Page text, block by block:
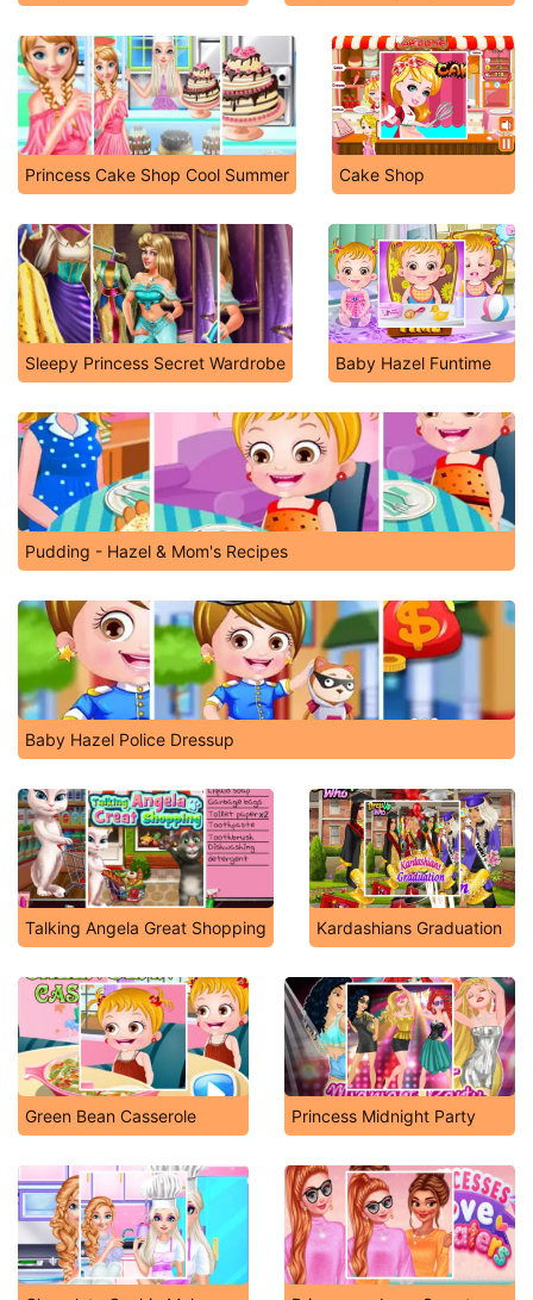
Baby Hazel Ballerina Dance Kitty Wedding Day
Princess Cake Shop Cool Summer Cake Shop
Sleepy Princess Secret Wardrobe Baby Hazel Funtime
Pudding - Hazel & Mom's Recipes
Baby Hazel Police Dressup
Talking Angela Great Shopping Kardashians Graduation
Green Bean Casserole Princess Midnight Party